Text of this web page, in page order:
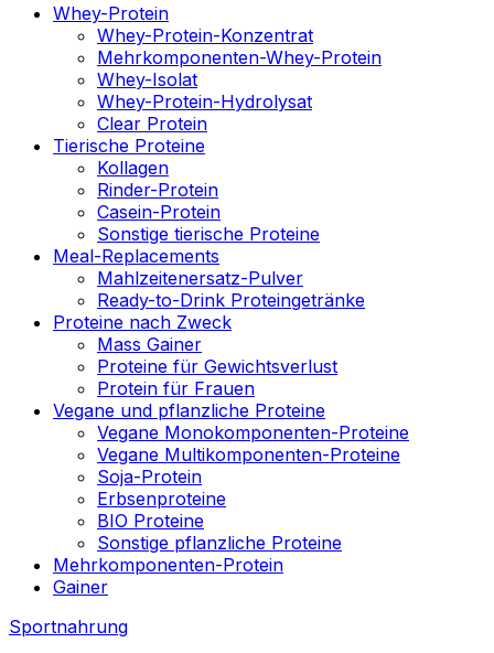
Whey-Protein
Whey-Protein-Konzentrat
Mehrkomponenten-Whey-Protein
Whey-Isolat
Whey-Protein-Hydrolysat
Clear Protein
Tierische Proteine
Kollagen
Rinder-Protein
Casein-Protein
Sonstige tierische Proteine
Meal-Replacements
Mahlzeitenersatz-Pulver
Ready-to-Drink Proteingetränke
Proteine nach Zweck
Mass Gainer
Proteine für Gewichtsverlust
Protein für Frauen
Vegane und pflanzliche Proteine
Vegane Monokomponenten-Proteine
Vegane Multikomponenten-Proteine
Soja-Protein
Erbsenproteine
BIO Proteine
Sonstige pflanzliche Proteine
Mehrkomponenten-Protein
Gainer
Sportnahrung